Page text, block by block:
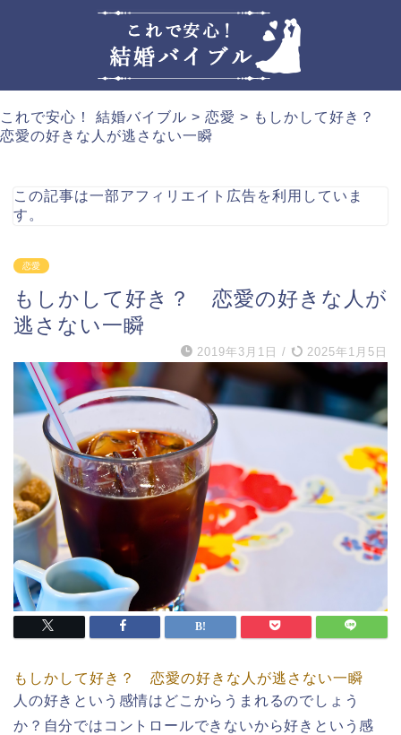
これで安心！ 結婚バイブル > 恋愛 > もしかして好き？
恋愛の好きな人が逃さない一瞬
この記事は一部アフィリエイト広告を利用していま
す。
恋愛
もしかして好き？ 恋愛の好きな人が
逃さない一瞬
2019年3月1日 / 2025年1月5日
もしかして好き？ 恋愛の好きな人が逃さない一瞬
人の好きという感情はどこからうまれるのでしょう
か？自分ではコントロールできないから好きという感